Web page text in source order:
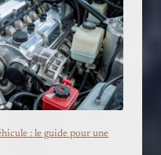
: le guide pour une